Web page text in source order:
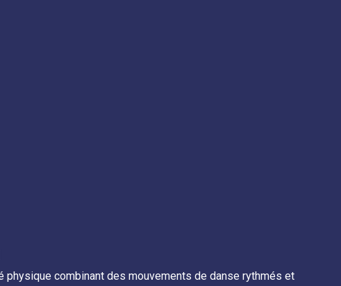
physique combinant des mouvements de danse rythmés et